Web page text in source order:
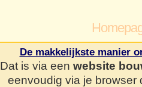
De makkelijkste manier
Dat is via een website
eenvoudig via je